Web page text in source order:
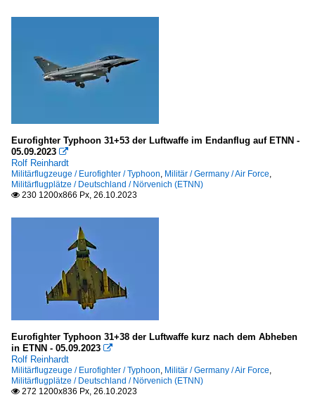
Eurofighter Typhoon 31+53 der Luftwaffe im Endanflug auf ETNN -
05.09.2023 
Rolf Reinhardt
Militärflugzeuge / Eurofighter / Typhoon, Militär / Germany / Air Force,
Militärflugplätze / Deutschland / Nörvenich (ETNN)
 230 1200x866 Px, 26.10.2023
Eurofighter Typhoon 31+38 der Luftwaffe kurz nach dem Abheben
in ETNN - 05.09.2023 
Rolf Reinhardt
Militärflugzeuge / Eurofighter / Typhoon, Militär / Germany / Air Force,
Militärflugplätze / Deutschland / Nörvenich (ETNN)
 272 1200x836 Px, 26.10.2023